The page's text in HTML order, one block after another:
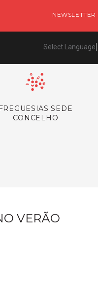
NEWSLETTER
Select Language
FREGUESIAS SEDE
CONCELHO
VERÃO